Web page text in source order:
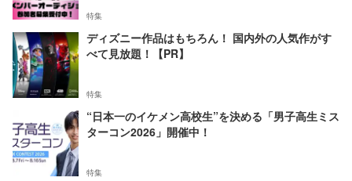
特集
ディズニー作品はもちろん！ 国内外の人気作がす
べて見放題！【PR】
特集
“日本一のイケメン高校生”を決める「男子高生ミス
ターコン2026」開催中！
特集